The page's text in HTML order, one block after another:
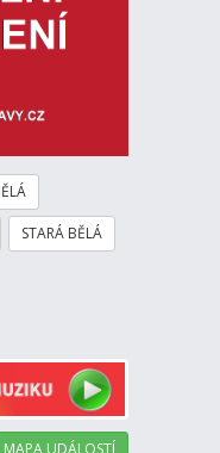
STARÁ BĚLÁ
MAPA UDÁLOSTÍ